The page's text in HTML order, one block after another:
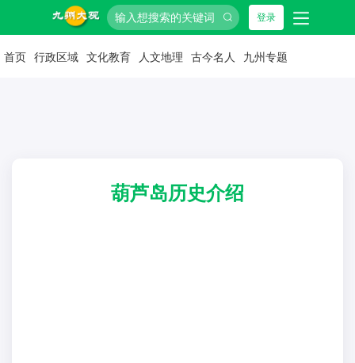
登录
首页 行政区域 文化教育 人文地理 古今名人 九州专题
葫芦岛历史介绍